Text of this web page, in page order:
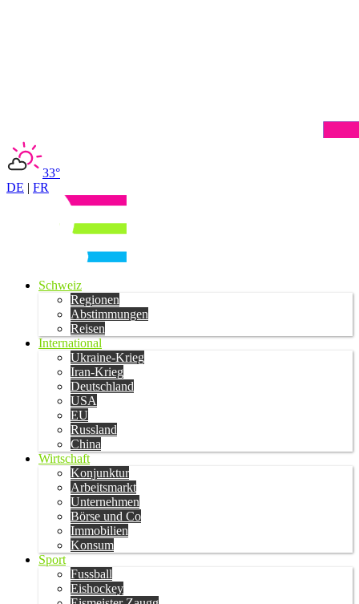
33°
DE | FR
Schweiz
Regionen
Abstimmungen
Reisen
International
Ukraine-Krieg
Iran-Krieg
Deutschland
USA
EU
Russland
China
Wirtschaft
Konjunktur
Arbeitsmarkt
Unternehmen
Börse und Co
Immobilien
Konsum
Sport
Fussball
Eishockey